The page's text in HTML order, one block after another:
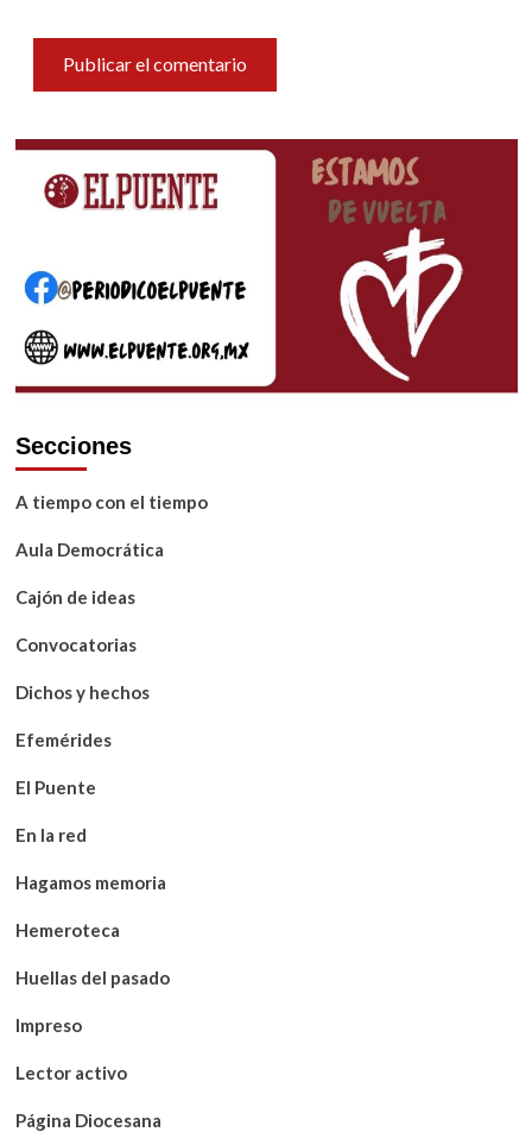
Secciones
A tiempo con el tiempo
Aula Democrática
Cajón de ideas
Convocatorias
Dichos y hechos
Efemérides
El Puente
En la red
Hagamos memoria
Hemeroteca
Huellas del pasado
Impreso
Lector activo
Página Diocesana